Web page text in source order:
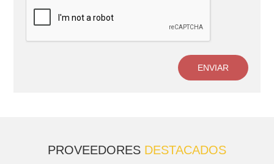
ENVIAR
PROVEEDORES DESTACADOS